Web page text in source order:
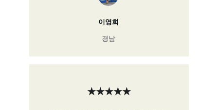
이영희
경남
★★★★★